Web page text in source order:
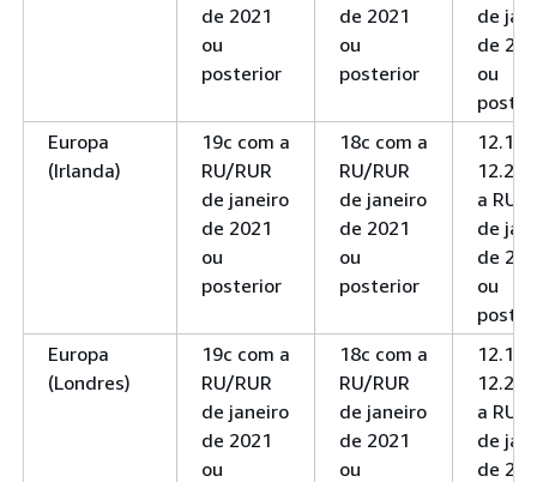
de 2021
ou
posterior
de 2021
ou
posterior
de
de
ou
Europa
(Irlanda)
19c com a
RU/RUR
de janeiro
de 2021
ou
posterior
18c com a
RU/RUR
de janeiro
de 2021
ou
posterior
12.1 e
12.2
a RU/
de
de
ou
Europa
(Londres)
19c com a
RU/RUR
de janeiro
de 2021
ou
18c com a
RU/RUR
de janeiro
de 2021
ou
12.1 e
12.2
a RU/
de
de